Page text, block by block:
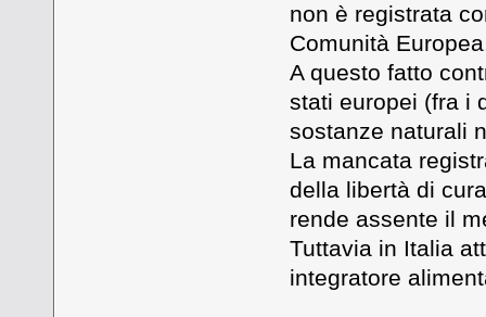
non è registrata
Comunità
A questo fatto
stati europei (fra i
sostanze naturali
La mancata
della libertà di
rende assente il
Tuttavia in Italia
integratore